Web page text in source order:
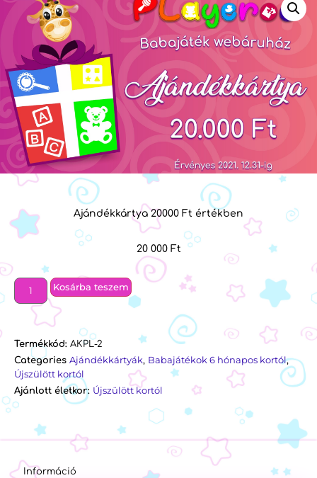
Ajándékkártya 20000 Ft értékben
20 000 Ft
Kosárba teszem
Termékkód: AKPL-2
Categories Ajándékkártyák, Babajátékok 6 hónapos kortól,
Újszülött kortól
Ajánlott életkor: Újszülött kortól
Információ